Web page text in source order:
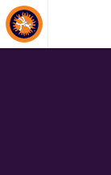
About Events